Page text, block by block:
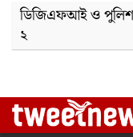
ডিজিএফআই ও পুলিশ
২